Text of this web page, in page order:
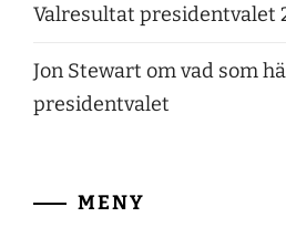
Valresultat presidentvalet
Jon Stewart om vad som
presidentvalet
MENY